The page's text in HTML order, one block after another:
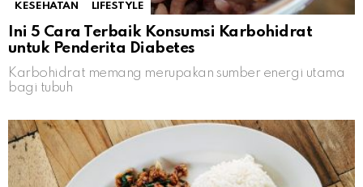
KESEHATAN LIFESTYLE
Ini 5 Cara Terbaik Konsumsi Karbohidrat
untuk Penderita Diabetes
Karbohidrat memang merupakan sumber energi utama
bagi tubuh